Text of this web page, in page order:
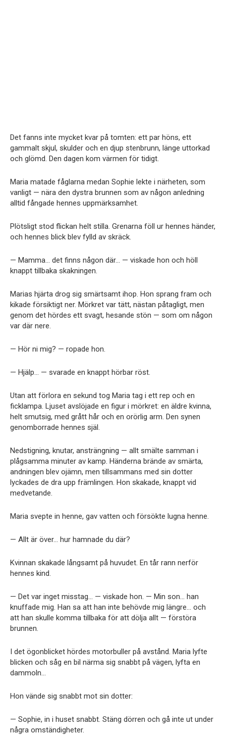
Det fanns inte mycket kvar på tomten: ett par höns, ett
gammalt skjul, skulder och en djup stenbrunn, länge uttorkad
och glömd. Den dagen kom värmen för tidigt.
Maria matade fåglarna medan Sophie lekte i närheten, som
vanligt — nära den dystra brunnen som av någon anledning
alltid fångade hennes uppmärksamhet.
Plötsligt stod flickan helt stilla. Grenarna föll ur hennes händer,
och hennes blick blev fylld av skräck.
— Mamma… det finns någon där… — viskade hon och höll
knappt tillbaka skakningen.
Marias hjärta drog sig smärtsamt ihop. Hon sprang fram och
kikade försiktigt ner. Mörkret var tätt, nästan påtagligt, men
genom det hördes ett svagt, hesande stön — som om någon
var där nere.
— Hör ni mig? — ropade hon.
— Hjälp… — svarade en knappt hörbar röst.
Utan att förlora en sekund tog Maria tag i ett rep och en
ficklampa. Ljuset avslöjade en figur i mörkret: en äldre kvinna,
helt smutsig, med grått hår och en orörlig arm. Den synen
genomborrade hennes själ.
Nedstigning, knutar, ansträngning — allt smälte samman i
plågsamma minuter av kamp. Händerna brände av smärta,
andningen blev ojämn, men tillsammans med sin dotter
lyckades de dra upp främlingen. Hon skakade, knappt vid
medvetande.
Maria svepte in henne, gav vatten och försökte lugna henne.
— Allt är över… hur hamnade du där?
Kvinnan skakade långsamt på huvudet. En tår rann nerför
hennes kind.
— Det var inget misstag… — viskade hon. — Min son… han
knuffade mig. Han sa att han inte behövde mig längre… och
att han skulle komma tillbaka för att dölja allt — förstöra
brunnen.
I det ögonblicket hördes motorbuller på avstånd. Maria lyfte
blicken och såg en bil närma sig snabbt på vägen, lyfta en
dammoln…
Hon vände sig snabbt mot sin dotter:
— Sophie, in i huset snabbt. Stäng dörren och gå inte ut under
några omständigheter.